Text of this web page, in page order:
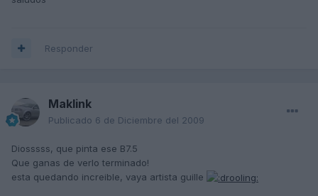
Responder
Maklink
Publicado 6 de Diciembre del 2009
Diosssss, que pinta ese B7.5
Que ganas de verlo terminado!
esta quedando increible, vaya artista guille